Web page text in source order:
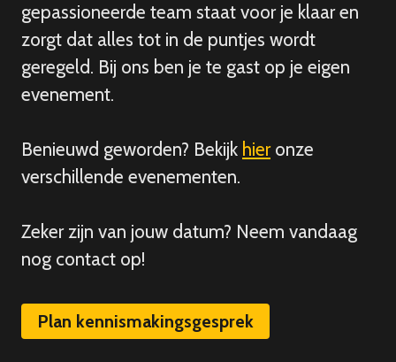
gepassioneerde team staat voor je klaar en
zorgt dat alles tot in de puntjes wordt
geregeld. Bij ons ben je te gast op je eigen
evenement.
Benieuwd geworden? Bekijk hieronze
verschillende evenementen.
Zeker zijn van jouw datum? Neem vandaag
nog contact op!
Plan kennismakingsgesprek